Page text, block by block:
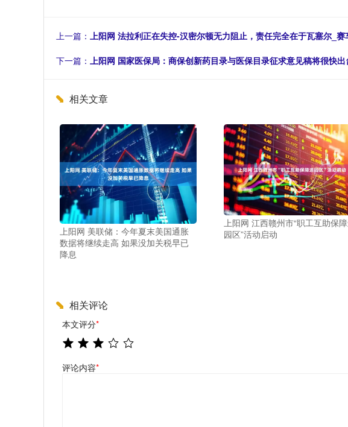
上一篇： 上阳网 法拉利正在失控-汉密尔顿无力阻止，责任完全在于瓦塞尔_
下一篇： 上阳网 国家医保局：商保创新药目录与医保目录征求意见稿将很快出
相关文章
上阳网 美联储：今年夏末美国通胀
数据将继续走高 如果没加关税早已
降息
上阳网 江西赣州市“职工互助保
园区”活动启动
相关评论
本文评分*
评论内容*